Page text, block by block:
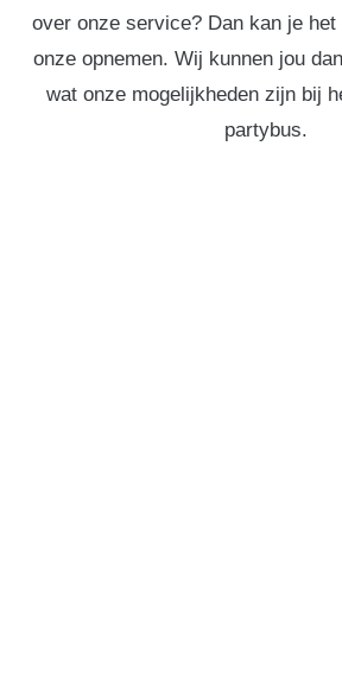
over onze service? Dan kan je
onze opnemen. Wij kunnen jou
wat onze mogelijkheden zijn bij
partybus.